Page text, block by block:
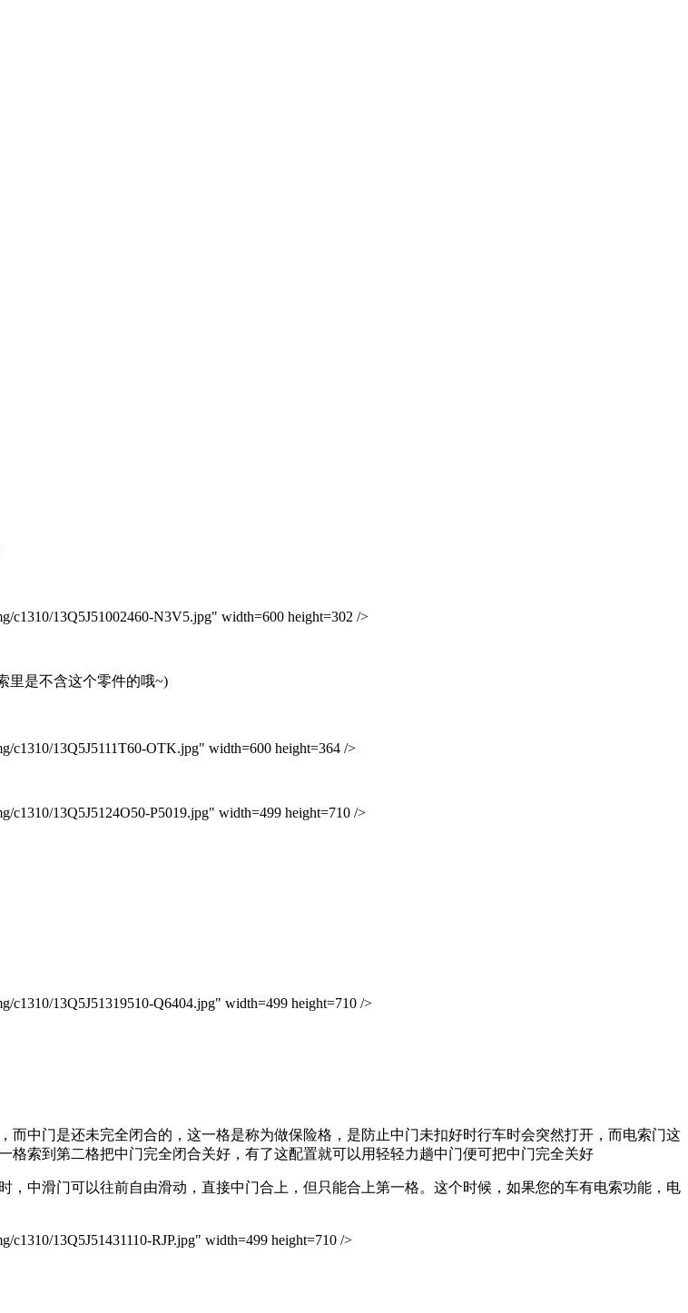
13Q5J51002460-N3V5.jpg" width=600 height=302 />
是不含这个零件的哦~)
13Q5J5111T60-OTK.jpg" width=600 height=364 />
13Q5J5124O50-P5019.jpg" width=499 height=710 />
13Q5J51319510-Q6404.jpg" width=499 height=710 />
门是还未完全闭合的，这一格是称为做保险格，是防止中门未扣好时行车时会突然打开，而电索门这
索到第二格把中门完全闭合关好，有了这配置就可以用轻轻力趟中门便可把中门完全关好
滑门可以往前自由滑动，直接中门合上，但只能合上第一格。这个时候，如果您的车有电索功能，电
13Q5J51431110-RJP.jpg" width=499 height=710 />